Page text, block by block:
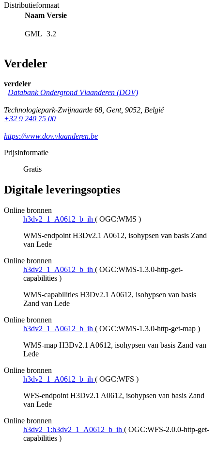
Distributieformaat
Naam Versie
GML 3.2
Verdeler
verdeler
Databank Ondergrond Vlaanderen (DOV)
Technologiepark-Zwijnaarde 68, Gent, 9052, België
+32 9 240 75 00
https://www.dov.vlaanderen.be
Prijsinformatie
Gratis
Digitale leveringsopties
Online bronnen
h3dv2_1_A0612_b_ih ( OGC:WMS )
WMS-endpoint H3Dv2.1 A0612, isohypsen van basis Zand
van Lede
Online bronnen
h3dv2_1_A0612_b_ih ( OGC:WMS-1.3.0-http-get-
capabilities )
WMS-capabilities H3Dv2.1 A0612, isohypsen van basis
Zand van Lede
Online bronnen
h3dv2_1_A0612_b_ih ( OGC:WMS-1.3.0-http-get-map )
WMS-map H3Dv2.1 A0612, isohypsen van basis Zand van
Lede
Online bronnen
h3dv2_1_A0612_b_ih ( OGC:WFS )
WFS-endpoint H3Dv2.1 A0612, isohypsen van basis Zand
van Lede
Online bronnen
h3dv2_1:h3dv2_1_A0612_b_ih ( OGC:WFS-2.0.0-http-get-
capabilities )